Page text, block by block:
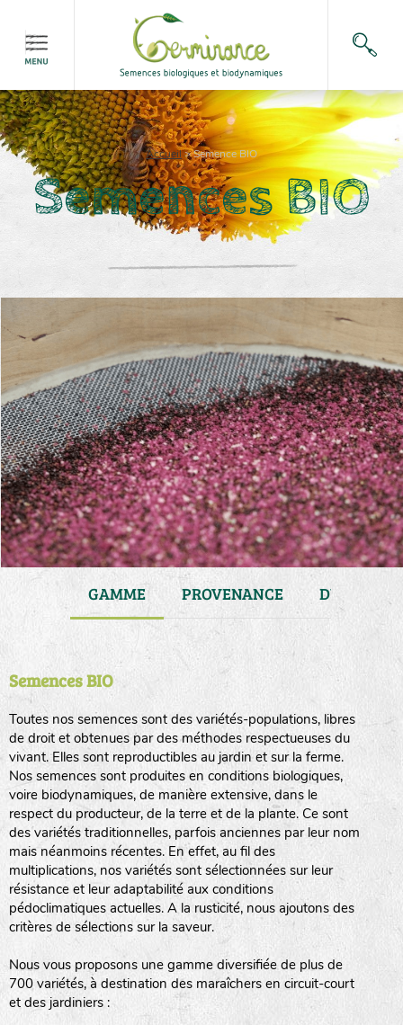
Accueil>Semence BIO
Semences BIO
GAMME PROVENANCE DURÉE DE
Semences BIO
Toutes nos semences sont des variétés-populations, libres
de droit et obtenues par des méthodes respectueuses du
vivant. Elles sont reproductibles au jardin et sur la ferme.
Nos semences sont produites en conditions biologiques,
voire biodynamiques, de manière extensive, dans le
respect du producteur, de la terre et de la plante. Ce sont
des variétés traditionnelles, parfois anciennes par leur nom
mais néanmoins récentes. En effet, au fil des
multiplications, nos variétés sont sélectionnées sur leur
résistance et leur adaptabilité aux conditions
pédoclimatiques actuelles. A la rusticité, nous ajoutons des
critères de sélections sur la saveur.
Nous vous proposons une gamme diversifiée de plus de
700 variétés, à destination des maraîchers en circuit-court
et des jardiniers :
haies
zone sauvage